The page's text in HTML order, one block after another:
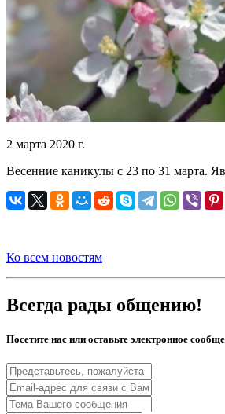
2 марта 2020 г.
Весенние каникулы с 23 по 31 марта.
Ко всем новостям
Всегда рады общению!
Посетите нас или оставьте электронное